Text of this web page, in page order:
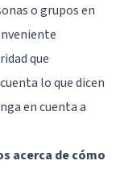
o grupos en
que
lo que dicen
en cuenta a
acerca de cómo